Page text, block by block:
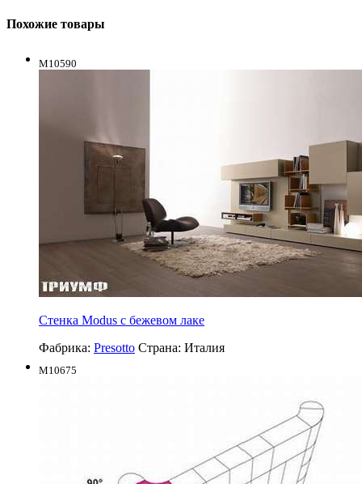
Похожие товары
M10590
Стенка Modus с бежевом лаке
Фабрика: Presotto Страна: Италия
M10675